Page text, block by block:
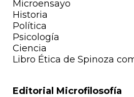
Microensayo
Historia
Política
Psicología
Ciencia
Libro Ética de Spinoza
Editorial Microfilosofía